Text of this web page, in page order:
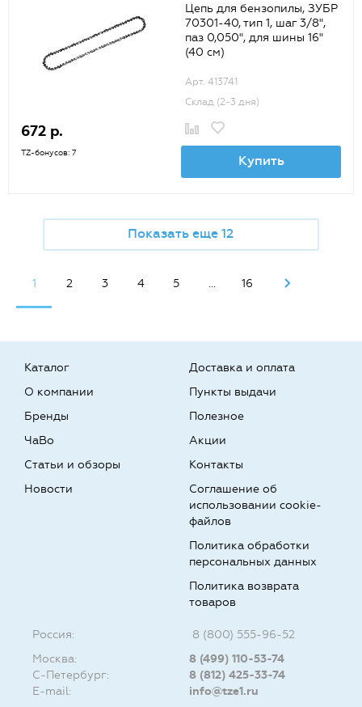
Цепь для бензопилы, ЗУБР
70301-40, тип 1, шаг 3/8",
паз 0,050", для шины 16"
(40 см)
Арт. 413741
Склад (2-3 дня)
672 р.
TZ-бонусов: 7 Купить
Показать еще 12
1 2 3 4 5 ... 16
Каталог
О компании
Бренды
Доставка и оплата
Пункты выдачи
Полезное
ЧаВо
Статьи и обзоры
Новости
Акции
Контакты
Соглашение об
использовании cookie-
файлов
Политика обработки
персональных данных
Политика возврата
товаров
Россия:
8 (800) 555-96-52
Москва:
8 (499) 110-53-74
С-Петербург:
8 (812) 425-33-74
E-mail:
info@tze1.ru